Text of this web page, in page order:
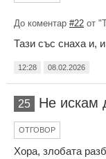
До коментар #22 от
Тази със снаха и,
12:28 08.02.2026
25 Не искам
ОТГОВОР
Хора, злобата